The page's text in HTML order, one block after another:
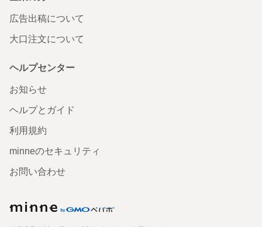
広告出稿について
大口注文について
ヘルプセンター
お知らせ
ヘルプとガイド
利用規約
minneのセキュリティ
お問い合わせ